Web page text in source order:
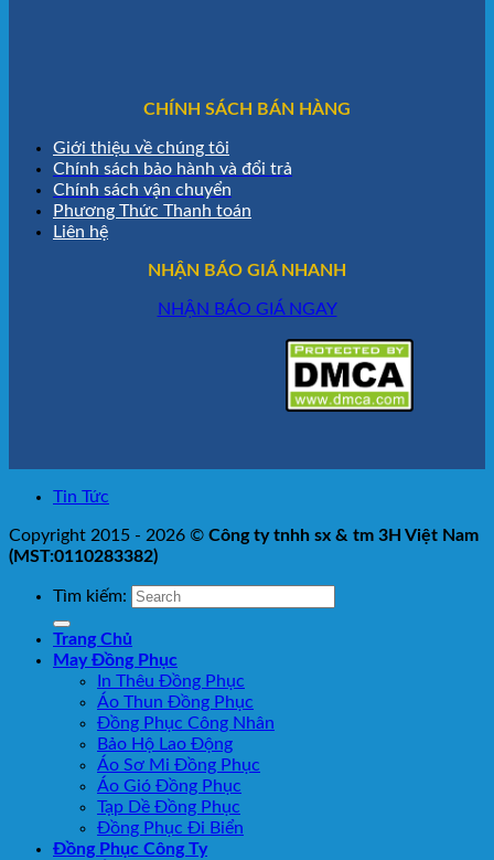
CHÍNH SÁCH BÁN HÀNG
Giới thiệu về chúng tôi
Chính sách bảo hành và đổi trả
Chính sách vận chuyển
Phương Thức Thanh toán
Liên hệ
NHẬN BÁO GIÁ NHANH
NHẬN BÁO GIÁ NGAY
Tin Tức
Copyright 2015 - 2026 © Công ty tnhh sx & tm 3H Việt Nam
(MST:0110283382)
Tìm kiếm:
Trang Chủ
May Đồng Phục
In Thêu Đồng Phục
Áo Thun Đồng Phục
Đồng Phục Công Nhân
Bảo Hộ Lao Động
Áo Sơ Mi Đồng Phục
Áo Gió Đồng Phục
Tạp Dề Đồng Phục
Đồng Phục Đi Biển
Đồng Phục Công Ty